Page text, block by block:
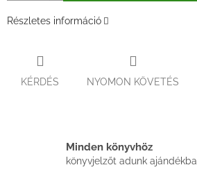
Részletes információ
KÉRDÉS NYOMON KÖVETÉS
Minden könyvhöz
könyvjelzőt adunk ajándékba